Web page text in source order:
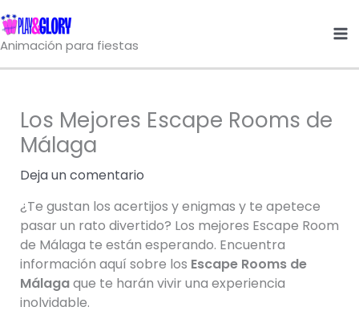
al
contenido
Animación para fiestas
Los Mejores Escape Rooms de
Málaga
Deja un comentario
¿Te gustan los acertijos y enigmas y te apetece
pasar un rato divertido? Los mejores Escape Room
de Málaga te están esperando. Encuentra
información aquí sobre los Escape Rooms de
Málagaque te harán vivir una experiencia
inolvidable.